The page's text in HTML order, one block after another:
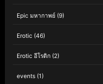
Epic มหากาพย์ (9)
Erotic (46)
Erotic อีโรติก (2)
events (1)